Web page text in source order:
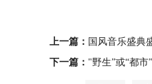
上一篇： 国风音乐盛典
下一篇： "野生”或“都